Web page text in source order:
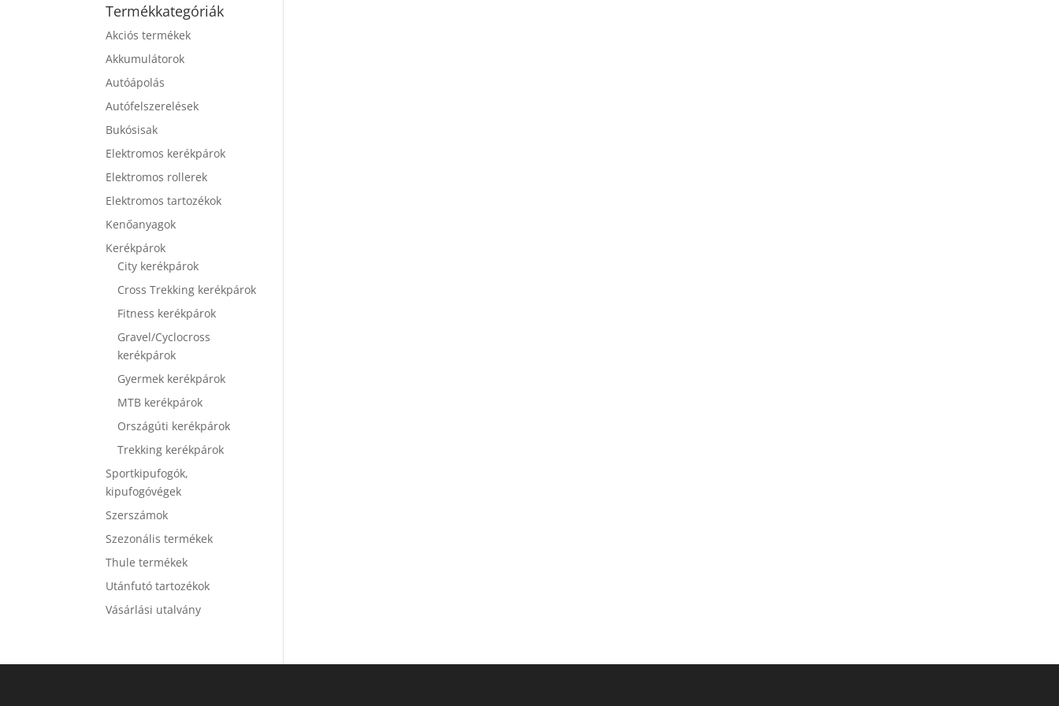
Termékkategóriák
Akciós termékek
Akkumulátorok
Autóápolás
Autófelszerelések
Bukósisak
Elektromos kerékpárok
Elektromos rollerek
Elektromos tartozékok
Kenőanyagok
Kerékpárok
City kerékpárok
Cross Trekking kerékpárok
Fitness kerékpárok
Gravel/Cyclocross
kerékpárok
Gyermek kerékpárok
MTB kerékpárok
Országúti kerékpárok
Trekking kerékpárok
Sportkipufogók,
kipufogóvégek
Szerszámok
Szezonális termékek
Thule termékek
Utánfutó tartozékok
Vásárlási utalvány